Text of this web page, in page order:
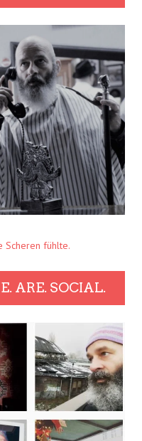
Scheren fühlte.
ARE. SOCIAL.